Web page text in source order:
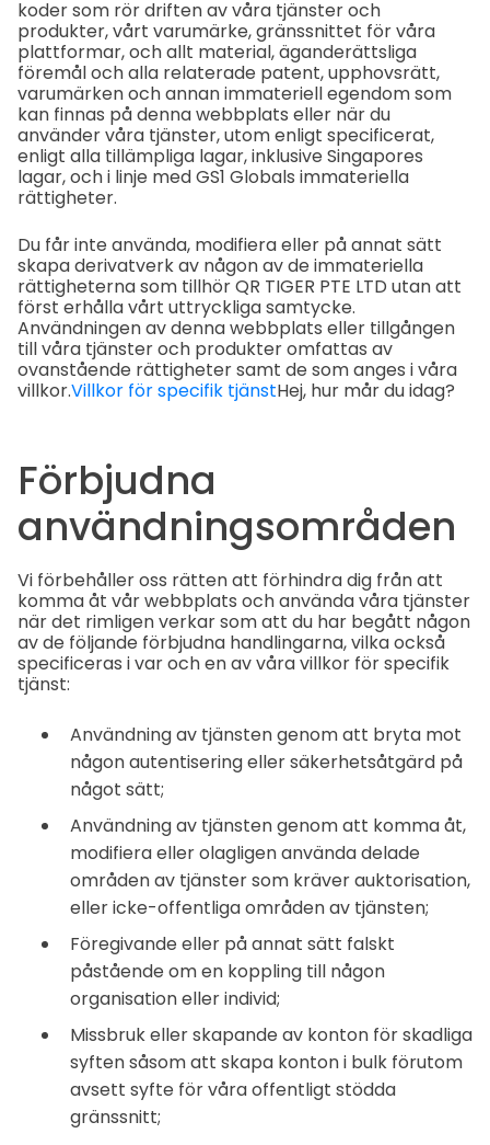
koder som rör driften av våra tjänster och
produkter, vårt varumärke, gränssnittet för våra
plattformar, och allt material, äganderättsliga
föremål och alla relaterade patent, upphovsrätt,
varumärken och annan immateriell egendom som
kan finnas på denna webbplats eller när du
använder våra tjänster, utom enligt specificerat,
enligt alla tillämpliga lagar, inklusive Singapores
lagar, och i linje med GS1 Globals immateriella
rättigheter.
Du får inte använda, modifiera eller på annat sätt
skapa derivatverk av någon av de immateriella
rättigheterna som tillhör QR TIGER PTE LTD utan att
först erhålla vårt uttryckliga samtycke.
Användningen av denna webbplats eller tillgången
till våra tjänster och produkter omfattas av
ovanstående rättigheter samt de som anges i våra
villkor.Villkor för specifik tjänstHej, hur mår du idag?
Förbjudna
användningsområden
Vi förbehåller oss rätten att förhindra dig från att
komma åt vår webbplats och använda våra tjänster
när det rimligen verkar som att du har begått någon
av de följande förbjudna handlingarna, vilka också
specificeras i var och en av våra villkor för specifik
tjänst:
Användning av tjänsten genom att bryta mot
någon autentisering eller säkerhetsåtgärd på
något sätt;
Användning av tjänsten genom att komma åt,
modifiera eller olagligen använda delade
områden av tjänster som kräver auktorisation,
eller icke-offentliga områden av tjänsten;
Föregivande eller på annat sätt falskt
påstående om en koppling till någon
organisation eller individ;
Missbruk eller skapande av konton för skadliga
syften såsom att skapa konton i bulk förutom
avsett syfte för våra offentligt stödda
gränssnitt;